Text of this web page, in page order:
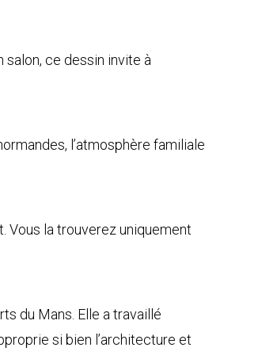
salon, ce dessin invite à
l’atmosphère familiale
Vous la trouverez uniquement
du Mans. Elle a travaillé
si bien l’architecture et